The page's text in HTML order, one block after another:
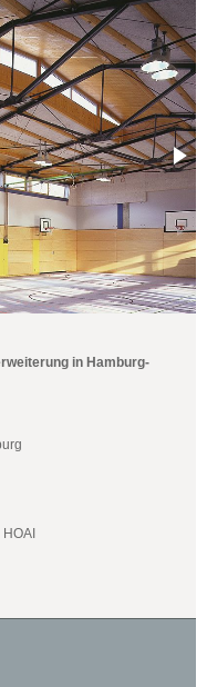
in Hamburg-